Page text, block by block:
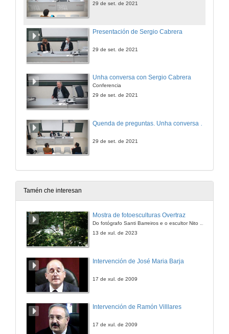
29 de set. de 2021
Presentación de Sergio Cabrera
29 de set. de 2021
Unha conversa con Sergio Cabrera
Conferencia
29 de set. de 2021
29 de set. de 2021
Tamén che interesan
Mostra de fotoesculturas Overtraz
13 de xul. de 2023
Intervención de José Maria Barja
17 de xul. de 2009
Intervención de Ramón Villlares
17 de xul. de 2009